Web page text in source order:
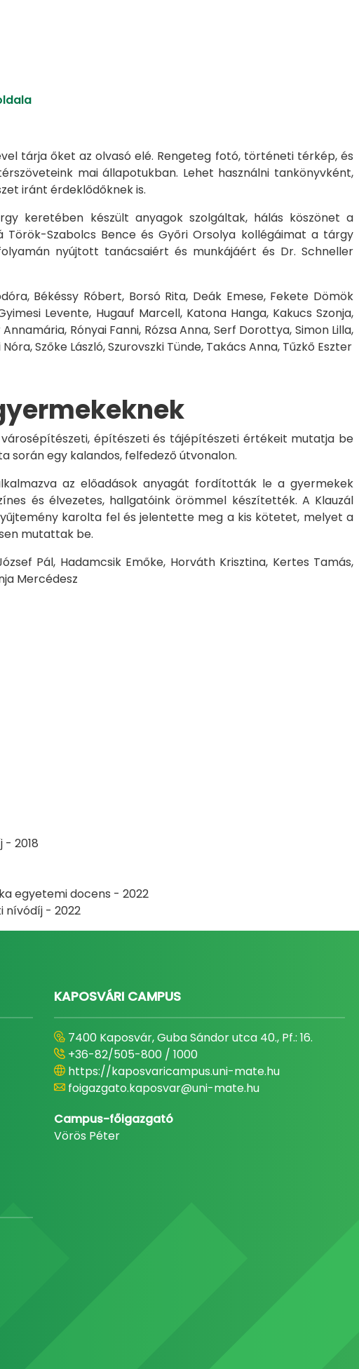
tárja őket az olvasó elé. Rengeteg fotó, történeti térkép, és
mai állapotukban. Lehet használni tankönyvként,
iránt érdeklődőknek is.
keretében készült anyagok szolgáltak, hálás köszönet a
Szabolcs Bence és Győri Orsolya kollégáimat a tárgy
nyújtott tanácsaiért és munkájáért és Dr. Schneller
Békéssy Róbert, Borsó Rita, Deák Emese, Fekete Dömök
Levente, Hugauf Marcell, Katona Hanga, Kakucs Szonja,
Rónyai Fanni, Rózsa Anna, Serf Dorottya, Simon Lilla,
Szőke László, Szurovszki Tünde, Takács Anna, Tűzkő Eszter
építészeti és tájépítészeti értékeit mutatja be
során egy kalandos, felfedező útvonalon.
az előadások anyagát fordították le a gyermekek
és élvezetes, hallgatóink örömmel készítették. A Klauzál
karolta fel és jelentette meg a kis kötetet, melyet a
mutattak be.
Pál, Hadamcsik Emőke, Horváth Krisztina, Kertes Tamás,
Mercédesz
2018
egyetemi docens - 2022
nívódíj - 2022
KAPOSVÁRI CAMPUS
7400 Kaposvár, Guba Sándor utca 40., Pf.: 16.
+36-82/505-800 / 1000
https://kaposvaricampus.uni-mate.hu
foigazgato.kaposvar@uni-mate.hu
Campus-főigazgató
Vörös Péter